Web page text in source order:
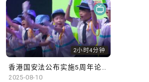
2小时4分钟
香港国安法公布实施5周年论坛
2025-08-10